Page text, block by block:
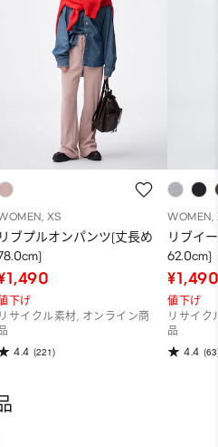
XS
リブプルオンパンツ(丈長め
下げ
リサイクル素材, オンライン商
4.4 (221)
WOMEN,
リブイ
62.0cm)
値下げ
リサイク
品
4.4